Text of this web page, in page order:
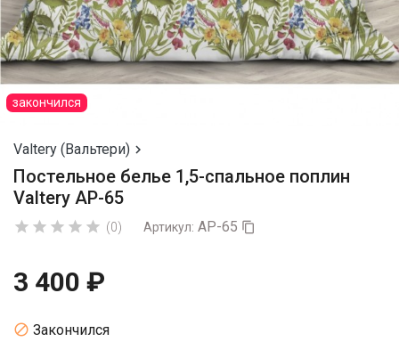
закончился
Valtery (Вальтери) 
Постельное белье 1,5-спальное поплин
Valtery AP-65
     (0) Артикул: AP-65 
3 400 ₽
 Закончился